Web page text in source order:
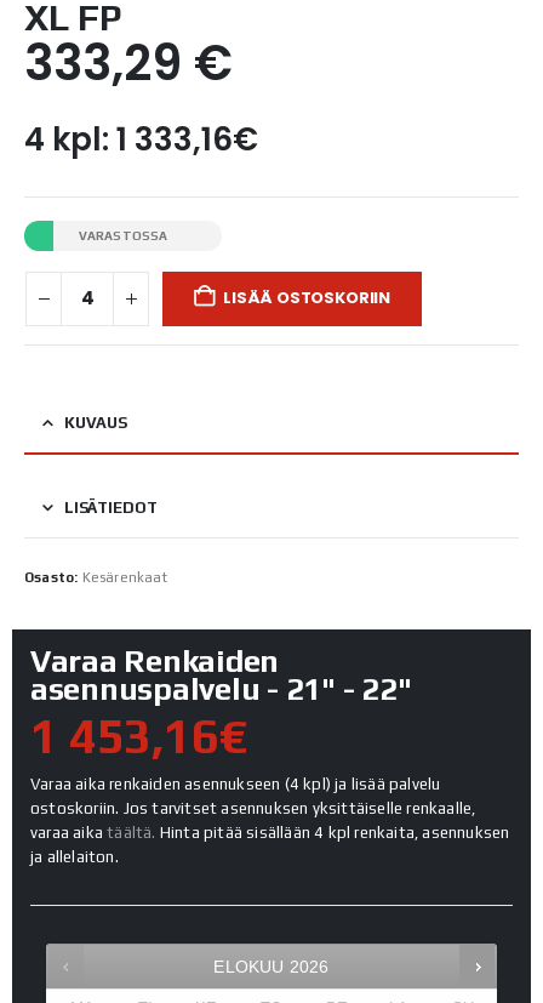
XL FP
333,29 €
4 kpl: 1 333,16€
VARASTOSSA
LISÄÄ OSTOSKORIIN
KUVAUS
LISÄTIEDOT
Osasto: Kesärenkaat
Varaa Renkaiden
asennuspalvelu - 21" - 22"
1 453,16€
Varaa aika renkaiden asennukseen (4 kpl) ja lisää palvelu
ostoskoriin. Jos tarvitset asennuksen yksittäiselle renkaalle,
varaa aikatäältä. Hinta pitää sisällään 4 kpl renkaita, asennuksen
ja allelaiton.
ELOKUU 2026